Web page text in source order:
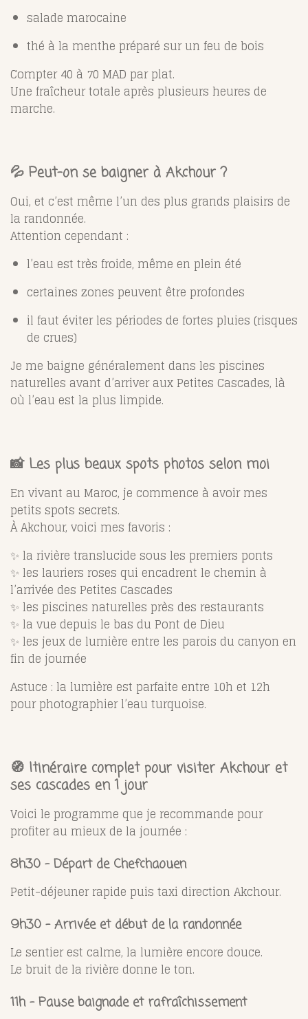
salade marocaine
thé à la menthe préparé sur un feu de bois
Compter 40 à 70 MAD par plat.
Une fraîcheur totale après plusieurs heures de
marche.
💦 Peut-on se baigner à Akchour ?
Oui, et c’est même l’un des plus grands plaisirs de
la randonnée.
Attention cependant :
l’eau est très froide, même en plein été
certaines zones peuvent être profondes
il faut éviter les périodes de fortes pluies (risques
de crues)
Je me baigne généralement dans les piscines
naturelles avant d’arriver aux Petites Cascades, là
où l’eau est la plus limpide.
📸 Les plus beaux spots photos selon moi
En vivant au Maroc, je commence à avoir mes
petits spots secrets.
À Akchour, voici mes favoris :
✨ la rivière translucide sous les premiers ponts
✨ les lauriers roses qui encadrent le chemin à
l’arrivée des Petites Cascades
✨ les piscines naturelles près des restaurants
✨ la vue depuis le bas du Pont de Dieu
✨ les jeux de lumière entre les parois du canyon en
fin de journée
Astuce : la lumière est parfaite entre 10h et 12h
pour photographier l’eau turquoise.
🧭 Itinéraire complet pour visiter Akchour et
ses cascades en 1 jour
Voici le programme que je recommande pour
profiter au mieux de la journée :
8h30 – Départ de Chefchaouen
Petit-déjeuner rapide puis taxi direction Akchour.
9h30 – Arrivée et début de la randonnée
Le sentier est calme, la lumière encore douce.
Le bruit de la rivière donne le ton.
11h – Pause baignade et rafraîchissement